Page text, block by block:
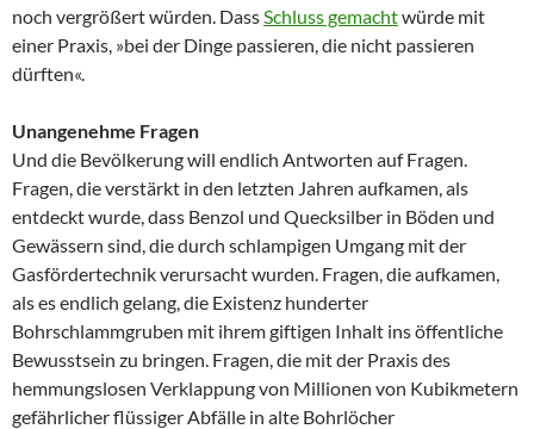
noch vergrößert würden. DassSchluss gemachtwürde mit
einer Praxis, »bei der Dinge passieren, die nicht passieren
dürften«.
Unangenehme Fragen
Und die Bevölkerung will endlich Antworten auf Fragen.
Fragen, die verstärkt in den letzten Jahren aufkamen, als
entdeckt wurde, dass Benzol und Quecksilber in Böden und
Gewässern sind, die durch schlampigen Umgang mit der
Gasfördertechnik verursacht wurden. Fragen, die aufkamen,
als es endlich gelang, die Existenz hunderter
Bohrschlammgruben mit ihrem giftigen Inhalt ins öffentliche
Bewusstsein zu bringen. Fragen, die mit der Praxis des
hemmungslosen Verklappung von Millionen von Kubikmetern
gefährlicher flüssiger Abfälle in alte Bohrlöcher